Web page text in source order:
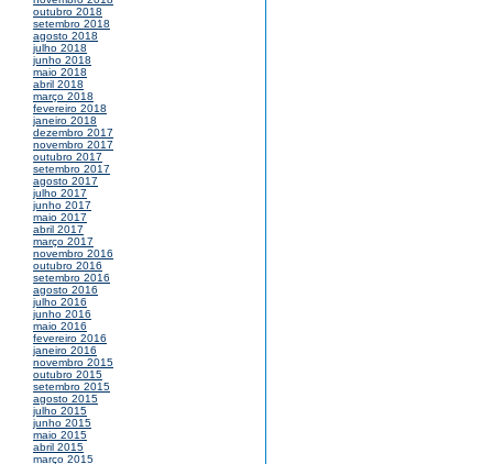
outubro 2018
setembro 2018
agosto 2018
julho 2018
junho 2018
maio 2018
abril 2018
março 2018
fevereiro 2018
janeiro 2018
dezembro 2017
novembro 2017
outubro 2017
setembro 2017
agosto 2017
julho 2017
junho 2017
maio 2017
abril 2017
março 2017
novembro 2016
outubro 2016
setembro 2016
agosto 2016
julho 2016
junho 2016
maio 2016
fevereiro 2016
janeiro 2016
novembro 2015
outubro 2015
setembro 2015
agosto 2015
julho 2015
junho 2015
maio 2015
abril 2015
março 2015